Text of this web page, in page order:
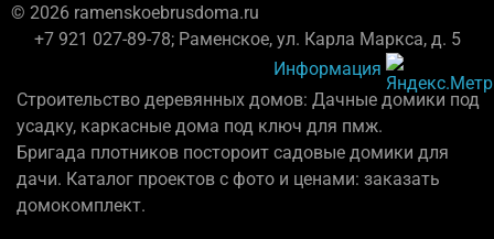
© 2026 ramenskoebrusdoma.ru
+7 921 027-89-78; Раменское, ул. Карла Маркса, д. 5
Информация
Строительство деревянных домов: Дачные домики под
усадку, каркасные дома под ключ для пмж.
Бригада плотников постороит садовые домики для
дачи. Каталог проектов с фото и ценами: заказать
домокомплект.